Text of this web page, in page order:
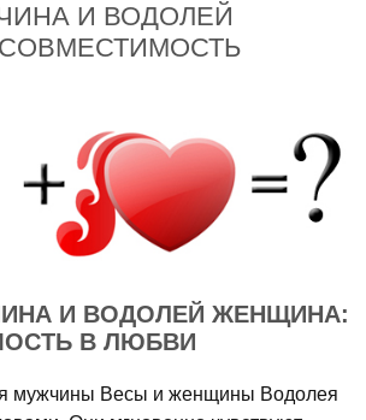
И ВОДОЛЕЙ
И ВОДОЛЕЙ ЖЕНЩИНА:
В ЛЮБВИ
мужчины Весы и женщины Водолея